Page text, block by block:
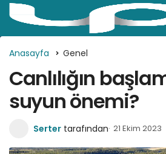
Anasayfa Genel
Canlılığın
suyun önemi?
Serter tarafından 21 Ekim 2023